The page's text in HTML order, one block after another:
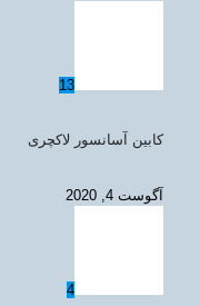
13
کابین آسانسور لاکچری
آگوست 4, 2020
4